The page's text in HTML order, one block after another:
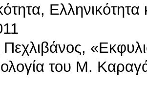
Ελληνικότητα
Πεχλιβάνος,
του Μ.